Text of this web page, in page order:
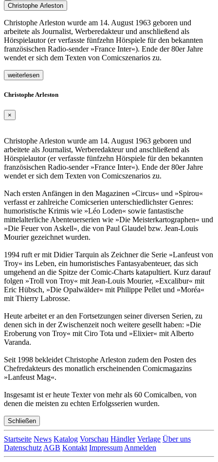
Christophe Arleston
Christophe Arleston wurde am 14. August 1963 geboren und
arbeitete als Journalist, Werberedakteur und anschließend als
Hörspielautor (er verfasste fünfzehn Hörspiele für den bekannten
französischen Radio-sender »France Inter«). Ende der 80er Jahre
wendet er sich dem Texten von Comicszenarios zu.
weiterlesen
Christophe Arleston
×
Christophe Arleston wurde am 14. August 1963 geboren und
arbeitete als Journalist, Werberedakteur und anschließend als
Hörspielautor (er verfasste fünfzehn Hörspiele für den bekannten
französischen Radio-sender »France Inter«). Ende der 80er Jahre
wendet er sich dem Texten von Comicszenarios zu.
Nach ersten Anfängen in den Magazinen »Circus« und »Spirou«
verfasst er zahlreiche Comicserien unterschiedlichster Genres:
humoristische Krimis wie »Léo Loden« sowie fantastische
mittelalterliche Abenteuerserien wie »Die Meisterkartographen« und
»Die Feuer von Askell«, die von Paul Glaudel bzw. Jean-Louis
Mourier gezeichnet wurden.
1994 ruft er mit Didier Tarquin als Zeichner die Serie »Lanfeust von
Troy« ins Leben, ein humoristisches Fantasyabenteuer, das sich
umgehend an die Spitze der Comic-Charts katapultiert. Kurz darauf
folgen »Troll von Troy« mit Jean-Louis Mourier, »Excalibur« mit
Eric Hübsch, »Die Opalwälder« mit Philippe Pellet und »Moréa«
mit Thierry Labrosse.
Heute arbeitet er an den Fortsetzungen seiner diversen Serien, zu
denen sich in der Zwischenzeit noch weitere gesellt haben: »Die
Eroberung von Troy« mit Ciro Tota und »Elixier« mit Alberto
Varanda.
Seit 1998 bekleidet Christophe Arleston zudem den Posten des
Chefredakteurs des monatlich erscheinenden Comicmagazins
»Lanfeust Mag«.
Insgesamt ist er heute Texter von mehr als 60 Comicalben, von
denen die meisten zu echten Erfolgsserien wurden.
Schließen
Startseite News Katalog Vorschau Händler Verlage Über uns
Datenschutz AGB Kontakt Impressum Anmelden